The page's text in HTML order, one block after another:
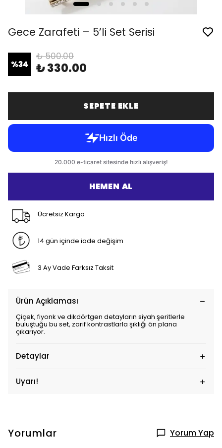
Gece Zarafeti – 5’li Set Serisi
%34
₺ 500.00
₺ 330.00
SEPETE EKLE
HEMEN AL
Ücretsiz Kargo
14 gün içinde iade değişim
3 Ay Vade Farksız Taksit
Ürün Açıklaması
Çiçek, fiyonk ve dikdörtgen detayların siyah şeritlerle
buluştuğu bu set, zarif kontrastlarla şıklığı ön plana
çıkarıyor.
Detaylar
Uyarı!
Yorumlar Yorum Yap